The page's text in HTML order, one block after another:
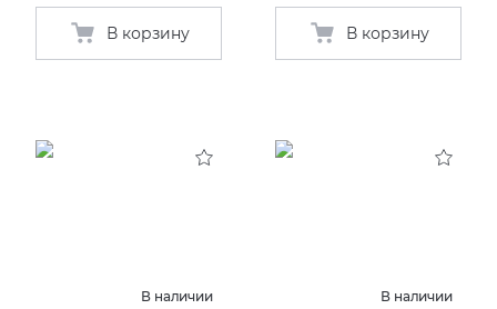
В корзину В корзину
В наличии В наличии